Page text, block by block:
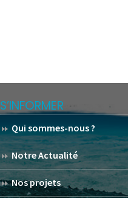
S’INFORMER
Qui sommes-nous ?
Notre Actualité
Nos projets